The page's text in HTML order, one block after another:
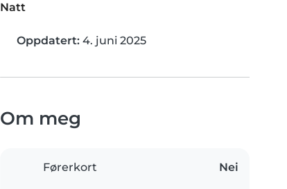
Natt
Oppdatert: 4. juni 2025
Om meg
Førerkort Nei